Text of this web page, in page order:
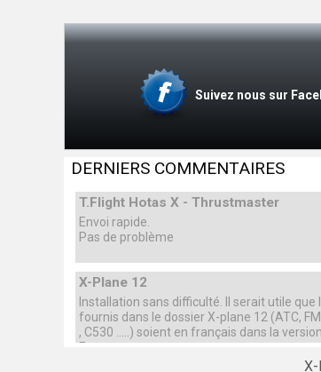
Suivez nous sur
DERNIERS COMMENTAIRES
T.Flight Hotas X - Thrustmaster
Envoi rapide.
Pas de problème
X-Plane 12
Installation sans difficulté. Il serait utile que
fournis dans le dossier X-plane 12 (ATC,
, C530 .....) soient en français dans la
France.
X-